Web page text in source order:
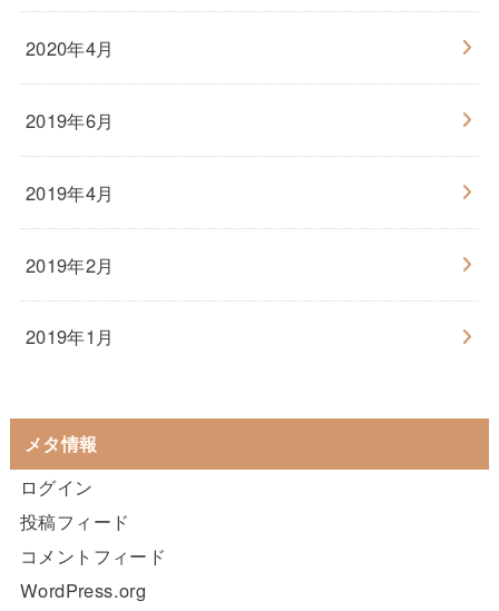
2020年4月
2019年6月
2019年4月
2019年2月
2019年1月
メタ情報
ログイン
投稿フィード
コメントフィード
WordPress.org